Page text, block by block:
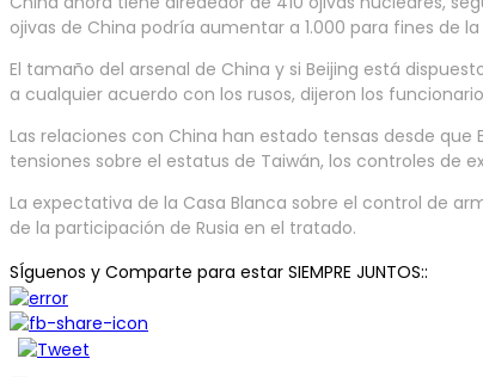
ojivas de China podría aumentar a 1.000 para fines de
El tamaño del arsenal de China y si Beijing está
a cualquier acuerdo con los rusos, dijeron los
Las relaciones con China han estado tensas desde
tensiones sobre el estatus de Taiwán, los controles de
La expectativa de la Casa Blanca sobre el control de
de la participación de Rusia en el tratado.
SÍguenos y Comparte para estar SIEMPRE JUNTOS::